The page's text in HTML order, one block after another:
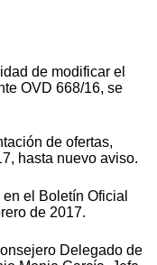
de modificar el
OVD 668/16, se
de ofertas,
hasta nuevo aviso.
el Boletín Oficial
de 2017.
Delegado de